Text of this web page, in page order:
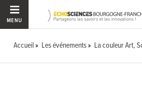
MENU
Accueil Les événements La couleur Art,